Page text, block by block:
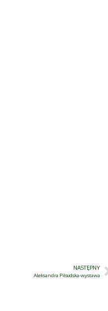
NASTĘPNY
Aleksandra Piłsudska-wystawa